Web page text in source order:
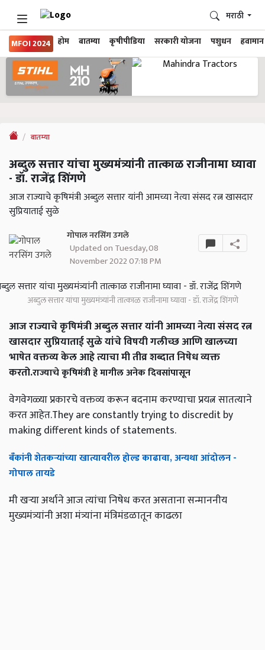
MFOI 2024 होम बातम्या कृषीपीडिया सरकारी योजना पशुधन हवामान
मराठी
बातम्या
अब्दुल सत्तार यांचा मुख्यमंत्र्यांनी तात्काळ राजीनामा घ्यावा
- डॉ. राजेंद्र शिंगणे
आज राज्याचे कृषिमंत्री अब्दुल सत्तार यांनी आमच्या नेत्या संसद रत्न खासदार
सुप्रियाताई सुळे
गोपाल नरसिंग उगले
Updated on Tuesday, 08
November 2022 07:18 PM
अब्दुल सत्तार यांचा मुख्यमंत्र्यांनी तात्काळ राजीनामा घ्यावा - डॉ. राजेंद्र शिंगणे
आज राज्याचे कृषिमंत्री अब्दुल सत्तार यांनी आमच्या नेत्या संसद रत्न
खासदार सुप्रियाताई सुळे यांचे विषयी गलीच्छ आणि खालच्या
भाषेत वक्तव्य केल आहे त्याचा मी तीव्र शब्दात निषेध व्यक्त
करतो.राज्याचे कृषिमंत्री हे मागील अनेक दिवसांपासून
वेगवेगळ्या प्रकारचे वक्तव्य करून बदनाम करण्याचा प्रयत्न सातत्याने
करत आहेत.They are constantly trying to discredit by
making different kinds of statements.
बॅंकांनी शेतकऱ्यांच्या खात्यावरील होल्ड काढावा, अन्यथा आंदोलन -
गोपाल तायडे
मी खऱ्या अर्थाने आज त्यांचा निषेध करत असताना सन्माननीय
मुख्यमंत्र्यांनी अशा मंत्र्यांना मंत्रिमंडळातून काढला